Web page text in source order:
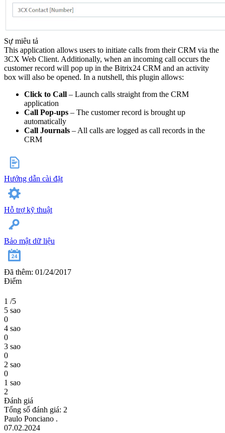
Sự miêu tả
This application allows users to initiate calls from their CRM via the
3CX Web Client. Additionally, when an incoming call occurs the
customer record will pop up in the Bitrix24 CRM and an activity
box will also be opened. In a nutshell, this plugin allows:
Click to Call – Launch calls straight from the CRM
application
Call Pop-ups – The customer record is brought up
automatically
Call Journals – All calls are logged as call records in the
CRM
Hướng dẫn cài đặt
Hỗ trợ kỹ thuật
Bảo mật dữ liệu
Đã thêm: 01/24/2017
Điểm
1 /5
5 sao
0
4 sao
0
3 sao
0
2 sao
0
1 sao
2
Đánh giá
Tổng số đánh giá: 2
Paulo Ponciano .
07.02.2024